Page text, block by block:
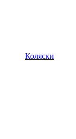
Коляски